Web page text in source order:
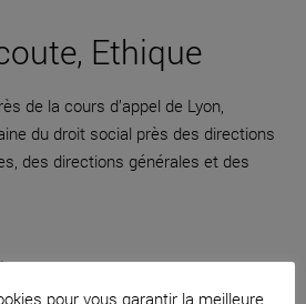
Ethique
de la cours d’appel de Lyon,
du droit social près des directions
des directions générales et des
pour vous garantir la meilleure